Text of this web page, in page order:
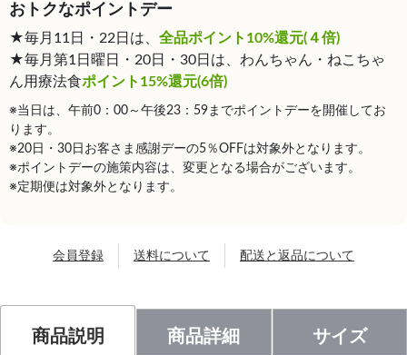
おトクなポイントデー
★毎月11日・22日は、 全品ポイント10%還元(４倍)
★毎月第1日曜日・20日・30日は、わんちゃん・ねこちゃ
ん用療法食ポイント15%還元(6倍)
※当日は、午前0：00～午後23：59までポイントデーを開催してお
ります。
※20日・30日お客さま感謝デーの5％OFFは対象外となります。
※ポイントデーの施策内容は、変更となる場合がございます。
※定期便は対象外となります。
会員登録 送料について 配送と返品について
商品説明 商品詳細 サイズ